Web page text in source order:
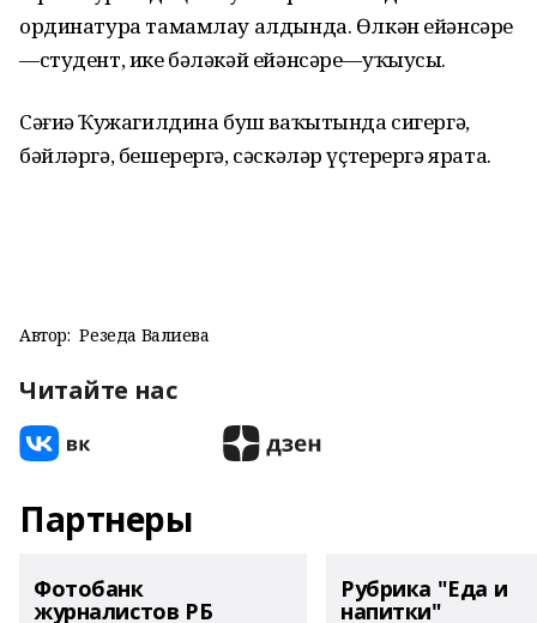
ординатура тамамлау алдында. Өлкән ейәнсәре
—студент, ике бәләкәй ейәнсәре—уҡыусы.
Сәғиҙә Ҡужагилдина буш ваҡытында сигергә,
бәйләргә, бешерергә, сәскәләр үҫтерергә ярата.
Автор: Резеда Валиева
Читайте нас
Партнеры
Фотобанк
журналистов РБ
Рубрика "Еда и
напитки"